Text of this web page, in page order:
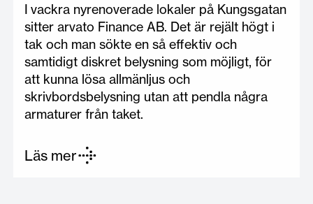
I vackra nyrenoverade lokaler på Kungsgatan
sitter arvato Finance AB. Det är rejält högt i
tak och man sökte en så effektiv och
samtidigt diskret belysning som möjligt, för
att kunna lösa allmänljus och
skrivbordsbelysning utan att pendla några
armaturer från taket.
Läs mer